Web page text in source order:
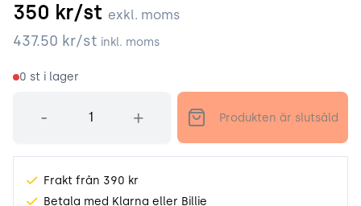
350 kr/st exkl. moms
437.50 kr/st inkl. moms
0 st i lager
- + Produkten är slutsåld
Frakt från 390 kr
Betala med Klarna eller Billie